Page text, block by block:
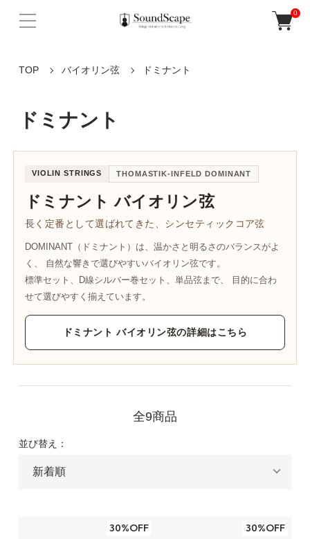
0
TOP バイオリン弦 ドミナント
ドミナント
VIOLIN STRINGS THOMASTIK-INFELD DOMINANT
ドミナント バイオリン弦
長く定番として選ばれてきた、シンセティックコア弦
DOMINANT（ドミナント）は、温かさと明るさのバランスがよ
く、 自然な響きで選びやすいバイオリン弦です。
標準セット、D線シルバー巻セット、単品弦まで、 目的に合わ
せて選びやすく揃えています。
ドミナント バイオリン弦の詳細はこちら
全9商品
並び替え：
30%OFF 30%OFF